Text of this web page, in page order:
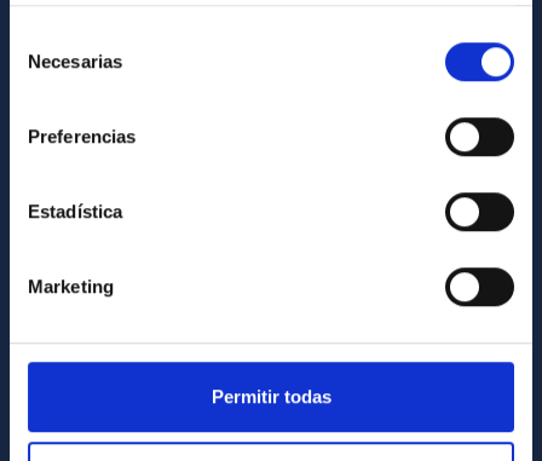
Necesarias
Preferencias
Estadística
Marketing
Permitir todas
Library
Legislation
Code of ethics and anti-fraud policy
Gender equality and diversity
Environment and Sustainability
Forever IAC